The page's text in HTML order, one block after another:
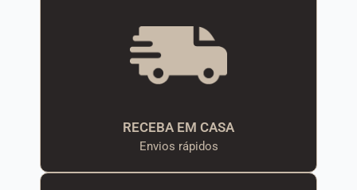
RECEBA EM CASA
Envios rápidos